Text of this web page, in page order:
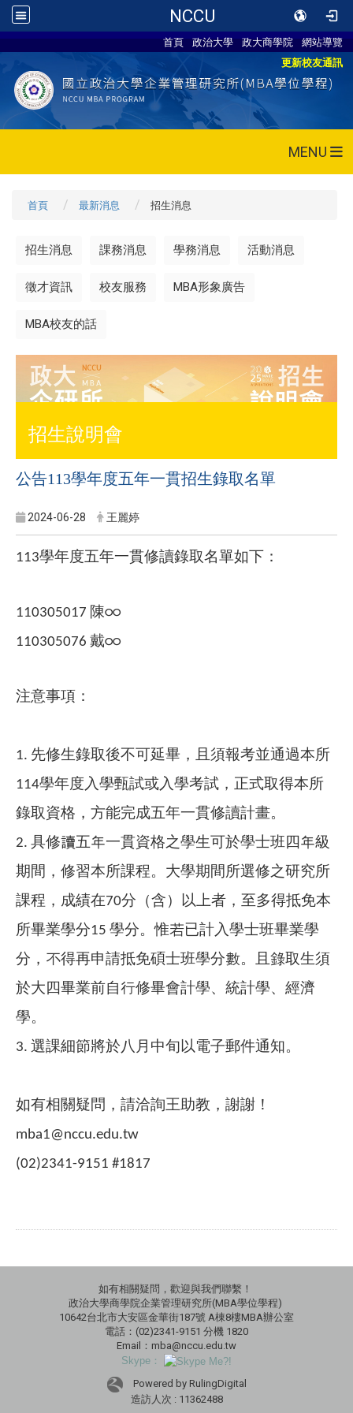
NCCU
首頁 政治大學 政大商學院
網站導覽
更新校友通訊
MENU
首頁 最新消息 招生消息
招生消息 課務消息 學務消息 活動消息
徵才資訊 校友服務 MBA形象廣告
MBA校友的話
招生說明會
公告113學年度五年一貫招生錄取名單
2024-06-28 王麗婷
113學年度五年一貫修讀錄取名單如下：
110305017 陳○○
110305076 戴○○
注意事項：
1. 先修生錄取後不可延畢，且須報考並通過本所
114學年度入學甄試或入學考試，正式取得本所
錄取資格，方能完成五年一貫修讀計畫。
2. 具修讀五年一貫資格之學生可於學士班四年級
期間，修習本所課程。大學期間所選修之研究所
課程，成績在70分（含）以上者，至多得抵免本
所畢業學分15 學分。惟若已計入學士班畢業學
分，不得再申請抵免碩士班學分數。且錄取生須
於大四畢業前自行修畢會計學、統計學、經濟
學。
3. 選課細節將於八月中旬以電子郵件通知。
如有相關疑問，請洽詢王助教，謝謝！
mba1@nccu.edu.tw
(02)2341-9151 #1817
如有相關疑問，歡迎與我們聯繫！
政治大學商學院企業管理研究所(MBA學位學程)
10642台北市大安區金華街187號 A棟8樓MBA辦公室
電話：(02)2341-9151 分機 1820
Email：mba@nccu.edu.tw
Skype：
Powered by RulingDigital
造訪人次 : 11362488